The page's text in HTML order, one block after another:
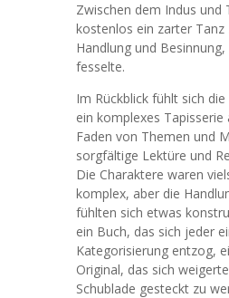
Zwischen dem Indus und
kostenlos ein zarter Tanz
Handlung und
fesselte.
Im Rückblick fühlt sich
ein komplexes Tapisserie
Faden von Themen und
sorgfältige Lektüre und
Die Charaktere waren
komplex, aber die
fühlten sich etwas
ein Buch, das sich jeder
Kategorisierung entzog,
Original, das sich
Schublade gesteckt zu